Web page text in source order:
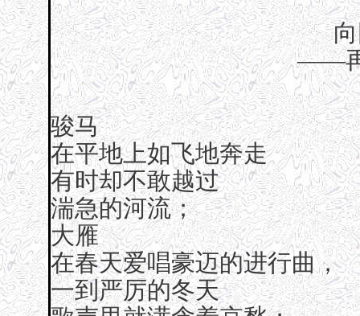
——
骏马
在平地上如飞地奔走
有时却不敢越过
湍急的河流；
大雁
在春天爱唱豪迈的进行曲，
一到严厉的冬天